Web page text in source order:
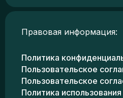
Правовая информация:
Политика
Пользовательское
Пользовательское
Политика